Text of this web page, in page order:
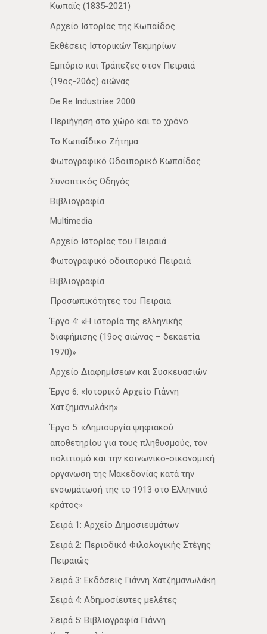
Κωπαΐς (1835-2021)
Αρχείο Ιστορίας της Κωπαΐδος
Εκθέσεις Ιστορικών Τεκμηρίων
Εμπόριο και Τράπεζες στον Πειραιά
(19ος-20ός) αιώνας
De Re Industriae 2000
Περιήγηση στο χώρο και το χρόνο
Το Κωπαΐδικο Ζήτημα
Φωτογραφικό Οδοιπορικό Κωπαΐδος
Συνοπτικός Οδηγός
Βιβλιογραφία
Multimedia
Αρχείο Ιστορίας του Πειραιά
Φωτογραφικό οδοιπορικό Πειραιά
Βιβλιογραφία
Προσωπικότητες του Πειραιά
Έργο 4: «Η ιστορία της ελληνικής
διαφήμισης (19ος αιώνας – δεκαετία
1970)»
Αρχείο Διαφημίσεων και Συσκευασιών
Έργο 6: «Ιστορικό Αρχείο Γιάννη
Χατζημανωλάκη»
Έργο 5: «Δημιουργία ψηφιακού
αποθετηρίου για τους πληθυσμούς, τον
πολιτισμό και την κοινωνικο-οικονομική
οργάνωση της Μακεδονίας κατά την
ενσωμάτωσή της το 1913 στο Ελληνικό
κράτος»
Σειρά 1: Αρχείο Δημοσιευμάτων
Σειρά 2: Περιοδικό Φιλολογικής Στέγης
Πειραιώς
Σειρά 3: Εκδόσεις Γιάννη Χατζημανωλάκη
Σειρά 4: Αδημοσίευτες μελέτες
Σειρά 5: Βιβλιογραφία Γιάννη